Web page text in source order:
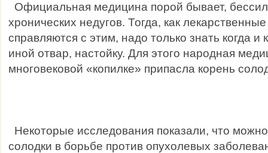
Официальная медицина порой бывает,
хронических недугов. Тогда, как
справляются с этим, надо только знать когда и
иной отвар, настойку. Для этого народная
многовековой «копилке» припасла корень
Некоторые исследования показали, что
солодки в борьбе против опухолевых